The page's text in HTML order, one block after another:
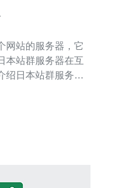
网站的服务器，它
本站群服务器在互
绍日本站群服务器
度。它们通常采